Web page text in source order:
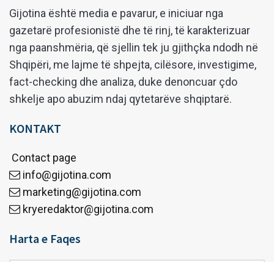
Gijotina është media e pavarur, e iniciuar nga
gazetarë profesionistë dhe të rinj, të karakterizuar
nga paanshmëria, që sjellin tek ju gjithçka ndodh në
Shqipëri, me lajme të shpejta, cilësore, investigime,
fact-checking dhe analiza, duke denoncuar çdo
shkelje apo abuzim ndaj qytetarëve shqiptarë.
KONTAKT
Contact page
info@gijotina.com
marketing@gijotina.com
kryeredaktor@gijotina.com
Harta e Faqes